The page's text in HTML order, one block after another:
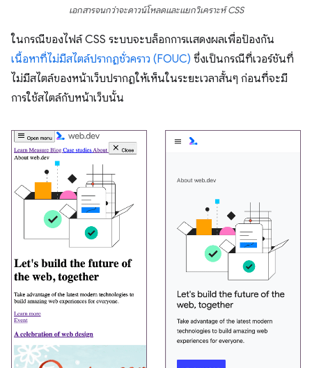
เอกสารจนกว่าจะดาวน์โหลดและแยกวิเคราะห์ CSS
ในกรณีของไฟล์ CSS ระบบจะบล็อกการแสดงผลเพื่อป้องกัน
เนื้อหาที่ไม่มีสไตล์ปรากฏชั่วคราว (FOUC) ซึ่งเป็นกรณีที่เวอร์ชันที่
ไม่มีสไตล์ของหน้าเว็บปรากฏให้เห็นในระยะเวลาสั้นๆ ก่อนที่จะมี
การใช้สไตล์กับหน้าเว็บนั้น